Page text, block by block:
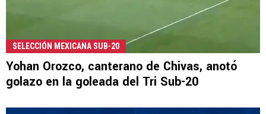
SELECCIÓN MEXICANA SUB-20
Yohan Orozco, canterano de Chivas, anotó
golazo en la goleada del Tri Sub-20